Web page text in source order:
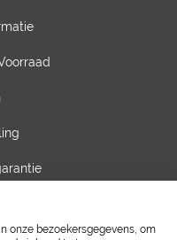
onze bezoekersgegevens, om